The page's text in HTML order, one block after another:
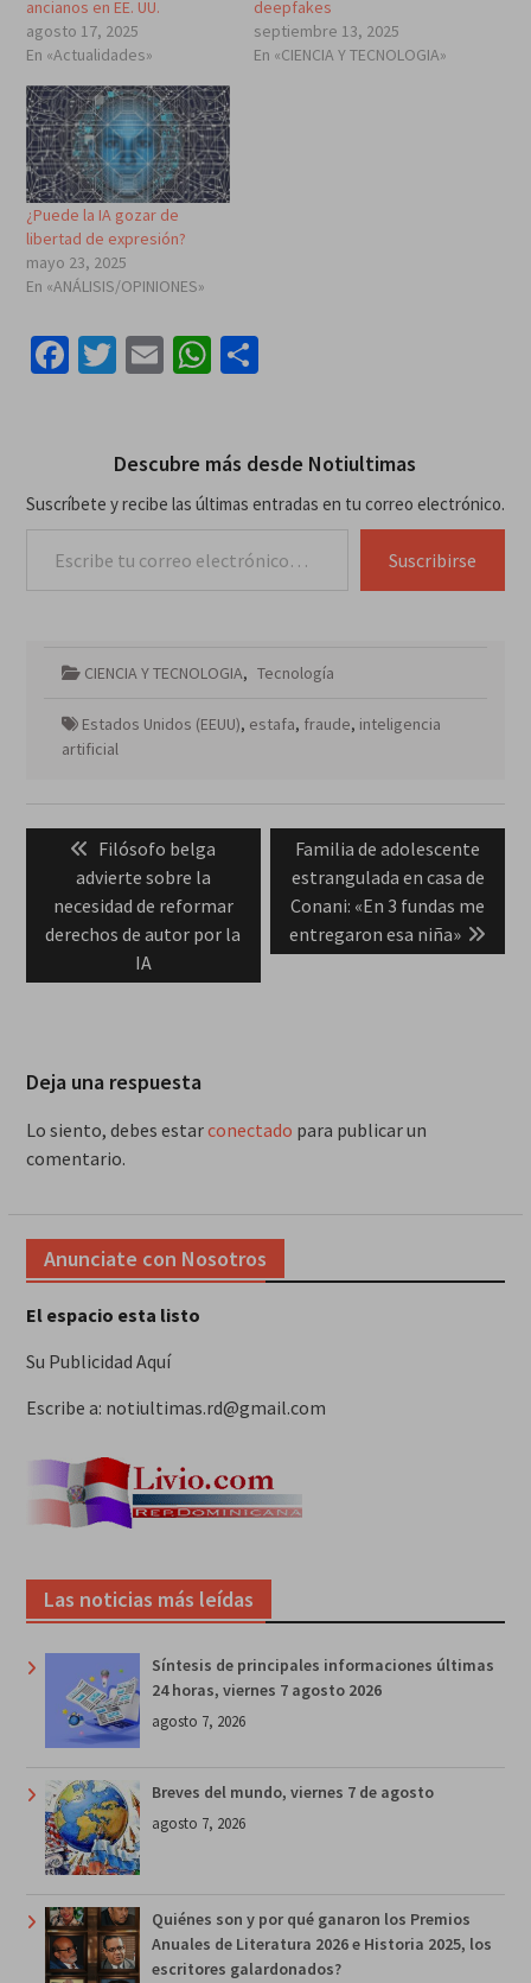
ancianos en EE. UU.
agosto 17, 2025
En «Actualidades»
deepfakes
septiembre 13, 2025
En «CIENCIA Y TECNOLOGIA»
¿Puede la IA gozar de
libertad de expresión?
mayo 23, 2025
En «ANÁLISIS/OPINIONES»
Facebook
Twitter
EmailWhatsApp
Compartir
Descubre más desde Notiultimas
Suscríbete y recibe las últimas entradas en tu correo electrónico.
Suscribirse
CIENCIA Y TECNOLOGIA, Tecnología
Estados Unidos (EEUU), estafa, fraude, inteligencia
artificial
entradas
Previous
post:
Filósofo belga
advierte sobre la
necesidad de reformar
derechos de autor por la
IA
Next
post:
Familia de adolescente
estrangulada en casa de
Conani: «En 3 fundas me
entregaron esa niña»
Deja una respuesta
Lo siento, debes estarconectado para publicar un
comentario.
Anunciate con Nosotros
El espacio esta listo
Su Publicidad Aquí
Escribe a: notiultimas.rd@gmail.com
Las noticias más leídas
Síntesis de principales informaciones últimas
24 horas, viernes 7 agosto 2026
agosto 7, 2026
Breves del mundo, viernes 7 de agosto
agosto 7, 2026
Quiénes son y por qué ganaron los Premios
Anuales de Literatura 2026 e Historia 2025, los
escritores galardonados?